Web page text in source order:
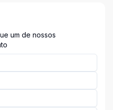
um de nossos